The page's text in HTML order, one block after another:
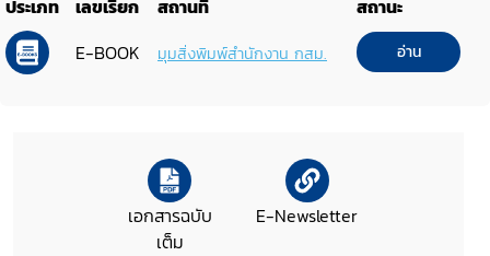
ประเภท เลขเรียก สถานที่
สถานะ
E-BOOK
มุมสิ่งพิมพ์สำนักงาน กสม. อ่าน
เอกสารฉบับ
เต็ม
E-Newsletter